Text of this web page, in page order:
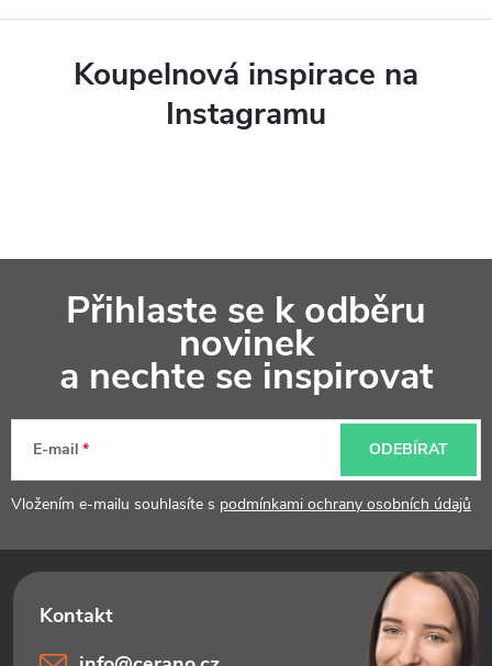
Koupelnová inspirace na
Instagramu
a
Přihlaste se k odběru
novinek
a nechte se inspirovat
E-mail
Vložením e-mailu souhlasíte s podmínkami ochrany osobních údajů
ODEBÍRAT